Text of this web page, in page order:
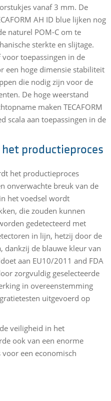
vanaf 3 mm. De
AH ID blue lijken nog
naturel POM-C om te
sterkte en slijtage.
toepassingen in de
een hoge dimensie stabiliteit
die nodig zijn voor de
De hoge weerstand
maken TECAFORM
scala aan toepassingen in de
het productieproces
het productieproces
onverwachte breuk van de
het voedsel wordt
die zouden kunnen
gedetecteerd met
in lijn, hetzij door de
dankzij de blauwe kleur van
aan EU10/2011 and FDA
zorgvuldig geselecteerde
in overeenstemming
uitgevoerd op
veiligheid in het
ook van een enorme
een economisch